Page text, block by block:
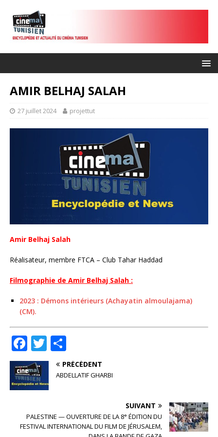
AMIR BELHAJ SALAH
27 juillet 2024 projettut
Amir Belhaj Salah
Réalisateur, membre FTCA – Club Tahar Haddad
Filmographie de Amir Belhaj Salah :
2023 : Démons intérieurs (Achayatin almoulajama)
(CM).
F
a
c
e
o
T
w
it
te
ar
ta
r
PRÉCÉDENT
ABDELLATIF GHARBI
SUIVANT
PALESTINE — OUVERTURE DE LA 8° ÉDITION DU
FESTIVAL INTERNATIONAL DU FILM DE JÉRUSALEM,